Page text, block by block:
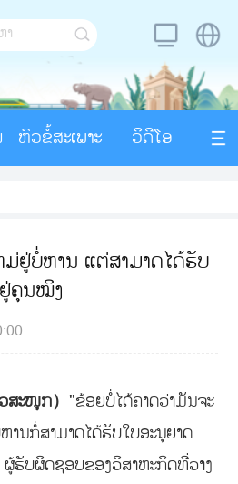
ຫົວຂໍ້ສະເພາະ ວິດີໂອ
ມ່ຢູ່ບໍ່ຫານ ແຕ່ສາມາດໄດ້ຮັບ
ຄຸນໝິງ
ສະໜຸກ）"ຂ້ອຍບໍ່ໄດ້ຄາດວ່າມັນຈະ
ານກໍ່ສາມາດໄດ້ຮັບໃບອະນຸຍາດ
ຮັບຜິດຊອບຂອງວິສາຫະກິດທີ່ວາງ